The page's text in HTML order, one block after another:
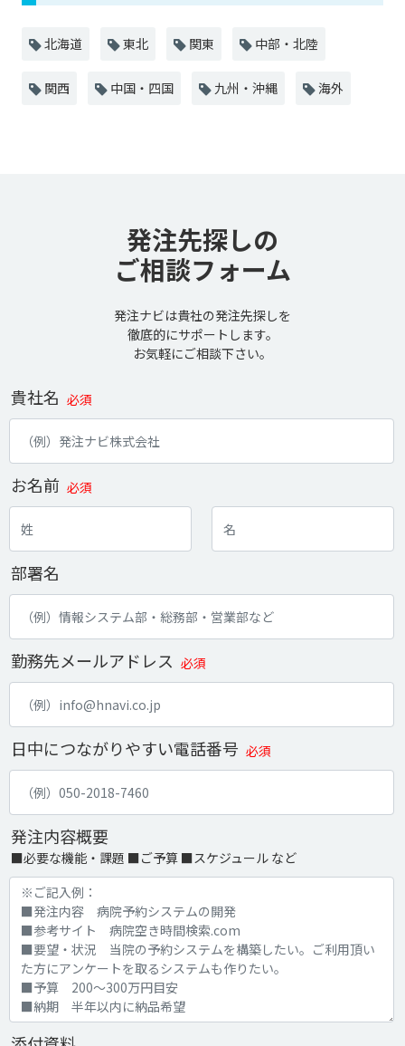
北海道 東北 関東 中部・北陸
関西 中国・四国 九州・沖縄 海外
発注先探しの
ご相談フォーム
発注ナビは貴社の発注先探しを
徹底的にサポートします。
お気軽にご相談下さい。
貴社名 必須
お名前 必須
部署名
勤務先メールアドレス 必須
日中につながりやすい電話番号 必須
発注内容概要
■必要な機能・課題 ■ご予算 ■スケジュール など